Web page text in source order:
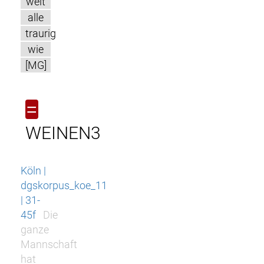
alle
traurig
wie
[MG]
=
WEINEN3
Köln |
dgskorpus_koe_11
| 31-
45f
Die
ganze
Mannschaft
hat